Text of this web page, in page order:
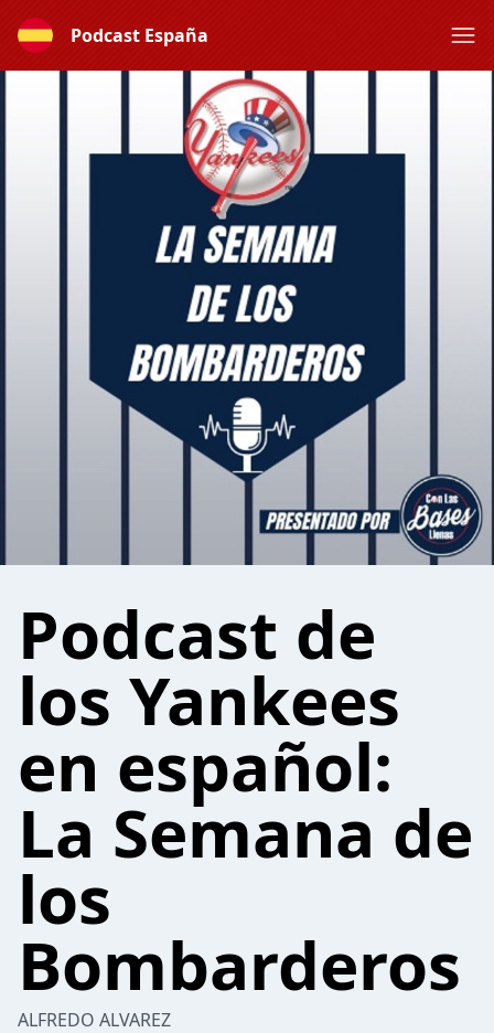
Podcast España
Podcast de
los Yankees
en español:
La Semana de
los
Bombarderos
ALFREDO ALVAREZ